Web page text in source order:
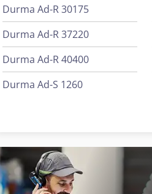
Durma Ad-R 30175
Durma Ad-R 37220
Durma Ad-R 40400
Durma Ad-S 1260
Durma Ad-S 30320
Durma Ad-S 40320